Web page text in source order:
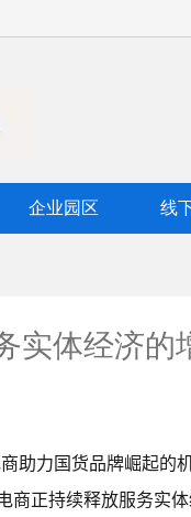
企业园区 线
实体经济的
力国货品牌崛起的
商正持续释放服务实